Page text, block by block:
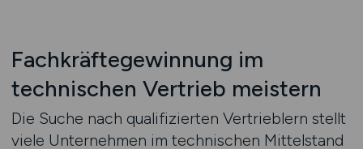
Fachkräftegewinnung im
technischen Vertrieb meistern
Die Suche nach qualifizierten Vertrieblern stellt
viele Unternehmen im technischen Mittelstand